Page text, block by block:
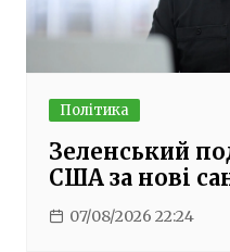
Політика
Зеленський
США за нові
07/08/2026 22:24